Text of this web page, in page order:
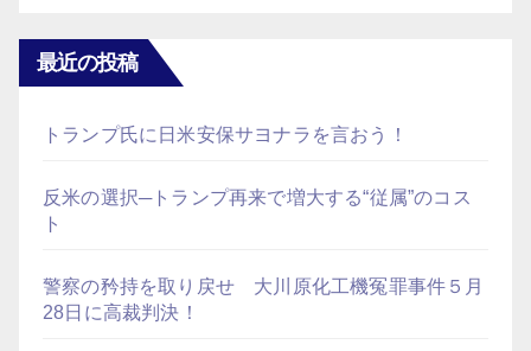
最近の投稿
トランプ氏に日米安保サヨナラを言おう！
反米の選択─トランプ再来で増大する“従属”のコス
ト
警察の矜持を取り戻せ 大川原化工機冤罪事件５月
28日に高裁判決！